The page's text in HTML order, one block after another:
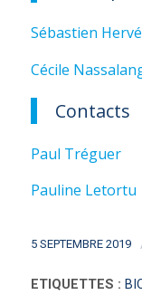
Sébastien Hervé
Cécile
Contacts
Paul Tréguer
Pauline Letortu
5 SEPTEMBRE 2019
ETIQUETTES :